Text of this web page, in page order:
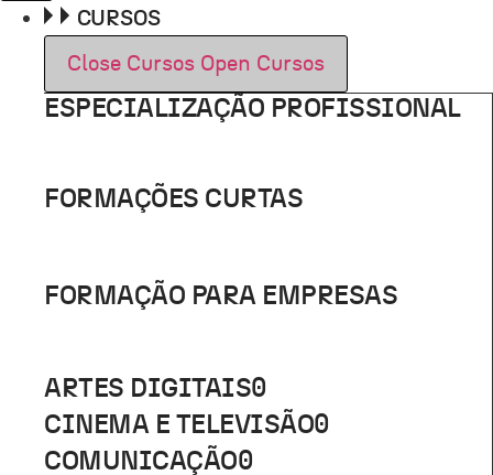
CURSOS
Close Cursos Open Cursos
ESPECIALIZAÇÃO PROFISSIONAL
FORMAÇÕES CURTAS
FORMAÇÃO PARA EMPRESAS
ARTES DIGITAIS0
CINEMA E TELEVISÃO0
COMUNICAÇÃO0